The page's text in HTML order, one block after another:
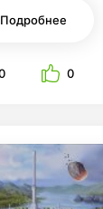
Подробнее
0